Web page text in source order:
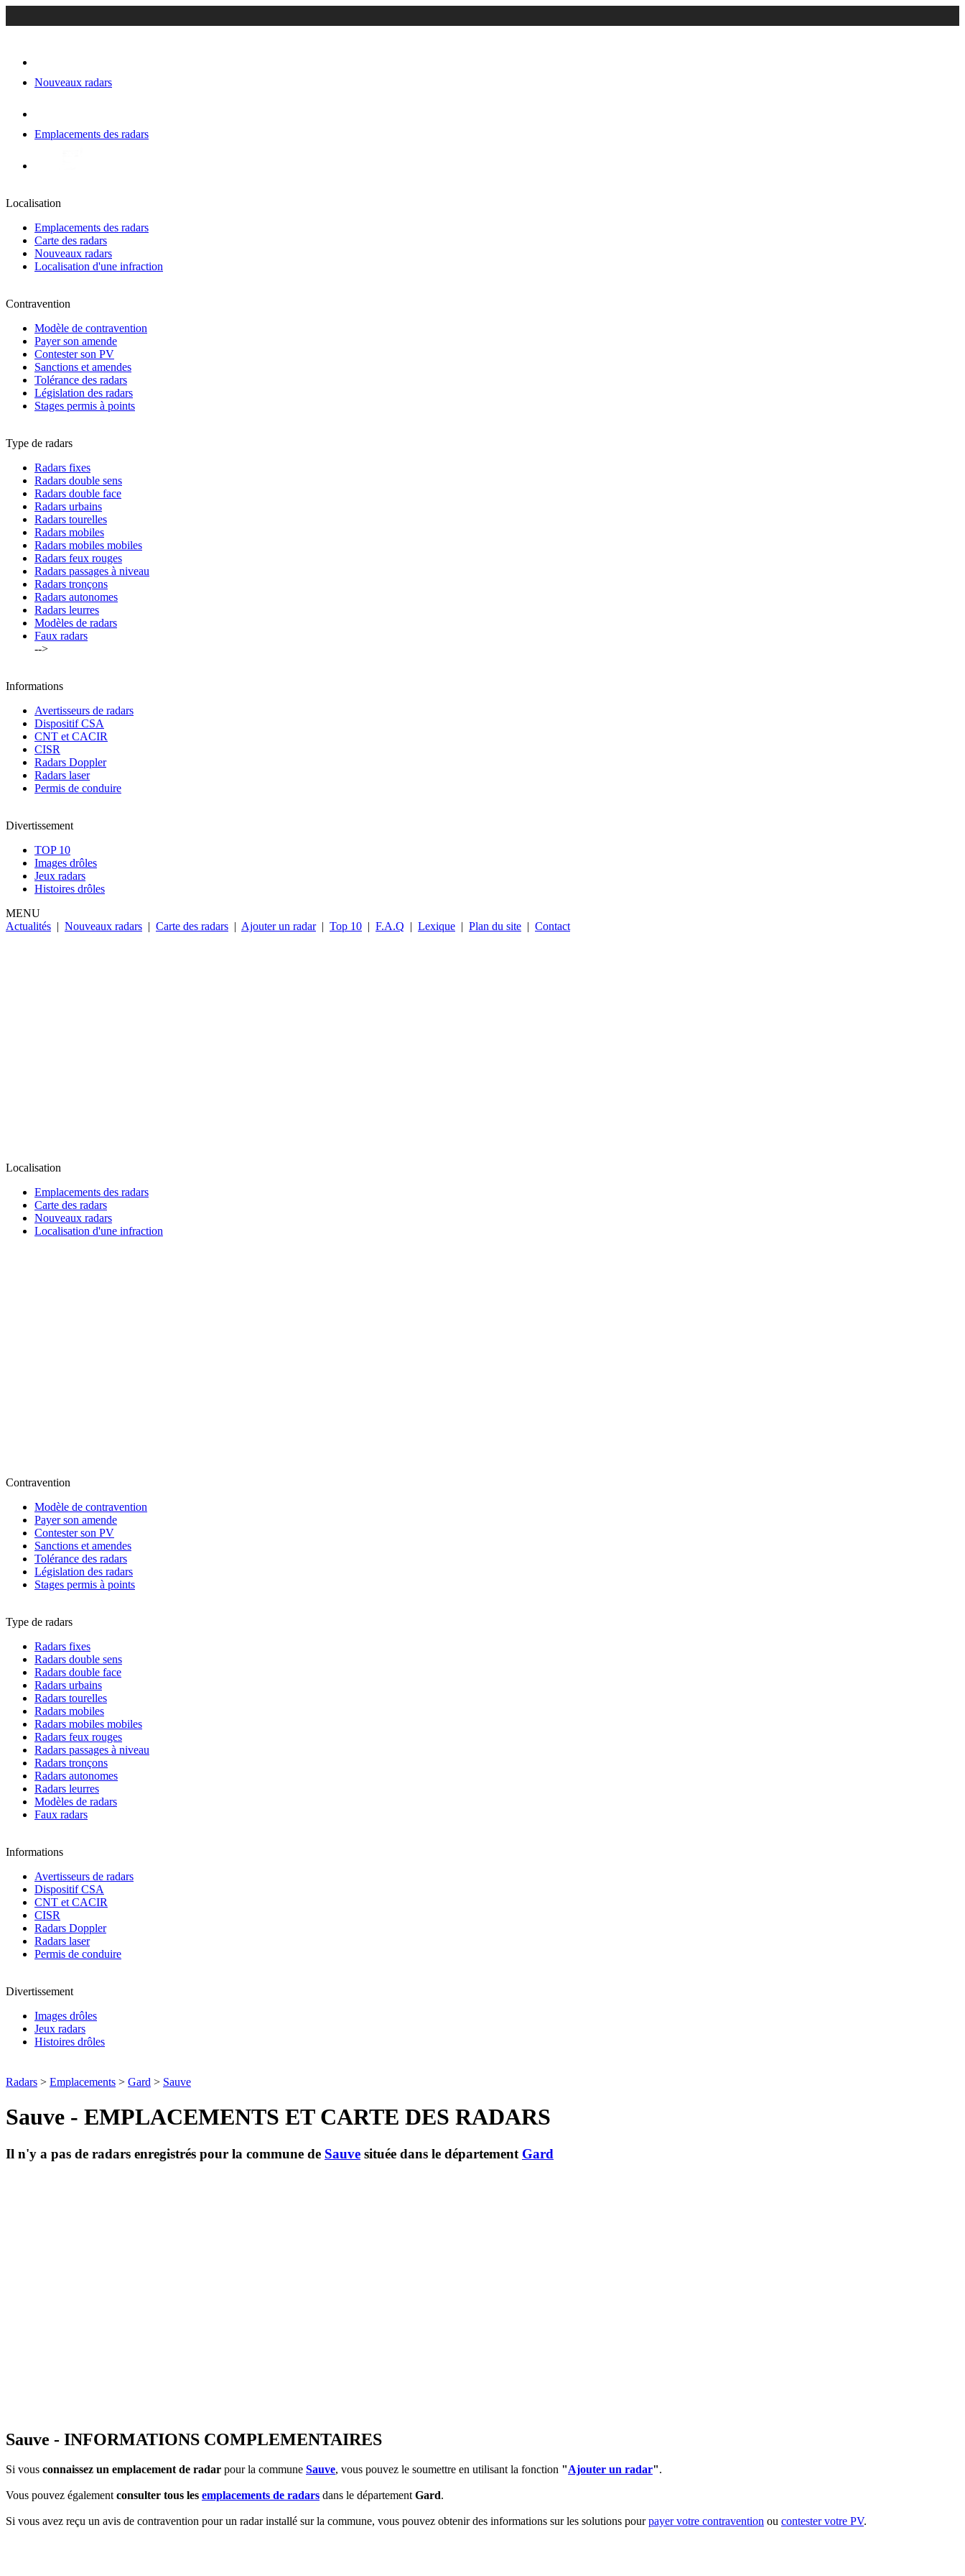
Nouveaux radars
Emplacements des radars
Localisation
Emplacements des radars
Carte des radars
Nouveaux radars
Localisation d'une infraction
Contravention
Modèle de contravention
Payer son amende
Contester son PV
Sanctions et amendes
Tolérance des radars
Législation des radars
Stages permis à points
Type de radars
Radars fixes
Radars double sens
Radars double face
Radars urbains
Radars tourelles
Radars mobiles
Radars mobiles mobiles
Radars feux rouges
Radars passages à niveau
Radars tronçons
Radars autonomes
Radars leurres
Modèles de radars
Faux radars
-->
Informations
Avertisseurs de radars
Dispositif CSA
CNT et CACIR
CISR
Radars Doppler
Radars laser
Permis de conduire
Divertissement
TOP 10
Images drôles
Jeux radars
Histoires drôles
MENU
Actualités | Nouveaux radars | Carte des radars | Ajouter un radar | Top 10 | F.A.Q | Lexique | Plan du site | Contact
Localisation
Emplacements des radars
Carte des radars
Nouveaux radars
Localisation d'une infraction
Contravention
Modèle de contravention
Payer son amende
Contester son PV
Sanctions et amendes
Tolérance des radars
Législation des radars
Stages permis à points
Type de radars
Radars fixes
Radars double sens
Radars double face
Radars urbains
Radars tourelles
Radars mobiles
Radars mobiles mobiles
Radars feux rouges
Radars passages à niveau
Radars tronçons
Radars autonomes
Radars leurres
Modèles de radars
Faux radars
Informations
Avertisseurs de radars
Dispositif CSA
CNT et CACIR
CISR
Radars Doppler
Radars laser
Permis de conduire
Divertissement
Images drôles
Jeux radars
Histoires drôles
Radars > Emplacements > Gard > Sauve
Sauve - EMPLACEMENTS ET CARTE DES RADARS
Il n'y a pas de radars enregistrés pour la commune de Sauve située dans le département Gard
Sauve - INFORMATIONS COMPLEMENTAIRES
Si vous connaissez un emplacement de radar pour la commune Sauve, vous pouvez le soumettre en utilisant la fonction "Ajouter un radar".
Vous pouvez égalementconsulter tous les emplacements de radars dans le départementGard.
Si vous avez reçu un avis de contravention pour un radar installé sur la commune, vous pouvez obtenir des informations sur les solutions pourpayer votre contravention ou contester votre PV.